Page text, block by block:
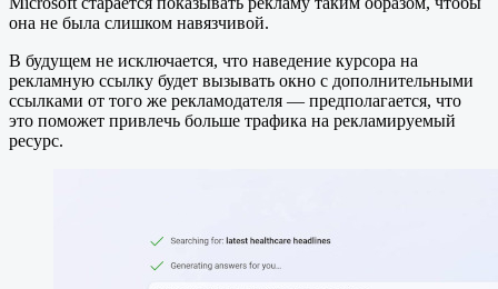
она не была слишком навязчивой.
В будущем не исключается, что наведение курсора на
рекламную ссылку будет вызывать окно с дополнительными
ссылками от того же рекламодателя — предполагается, что
это поможет привлечь больше трафика на рекламируемый
ресурс.